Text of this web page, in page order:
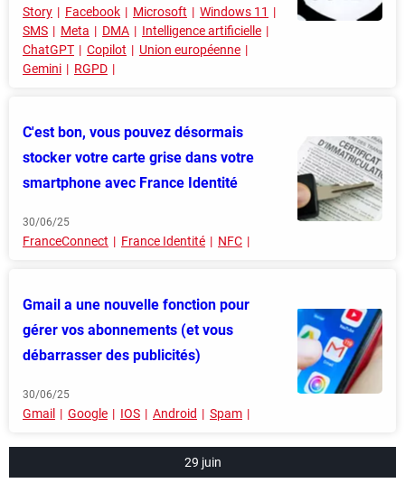
Story Facebook Microsoft
Windows 11
SMS
Meta DMA
Intelligence artificielle
ChatGPT
Copilot
Union européenne
Gemini
RGPD
C'est bon, vous pouvez désormais
stocker votre carte grise dans votre
smartphone avec France Identité
30/06/25
FranceConnect France Identité NFC
Gmail a une nouvelle fonction pour
gérer vos abonnements (et vous
débarrasser des publicités)
30/06/25
Gmail Google IOS Android Spam
29 juin